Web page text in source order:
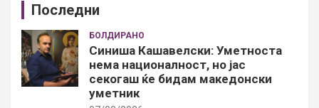
Последни
БОЛДИРАНО
Синиша Кашавелски: Уметноста
нема националност, но јас
секогаш ќе бидам македонски
уметник